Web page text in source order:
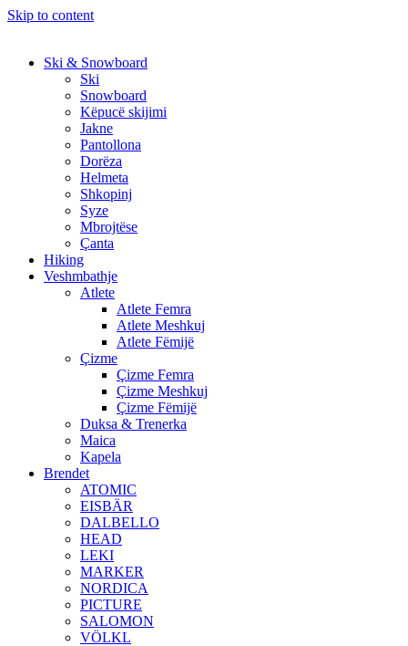
Skip to content
Ski & Snowboard
Ski
Snowboard
Këpucë skijimi
Jakne
Pantollona
Dorëza
Helmeta
Shkopinj
Syze
Mbrojtëse
Çanta
Hiking
Veshmbathje
Atlete
Atlete Femra
Atlete Meshkuj
Atlete Fëmijë
Çizme
Çizme Femra
Çizme Meshkuj
Çizme Fëmijë
Duksa & Trenerka
Maica
Kapela
Brendet
ATOMIC
EISBÄR
DALBELLO
HEAD
LEKI
MARKER
NORDICA
PICTURE
SALOMON
VÖLKL